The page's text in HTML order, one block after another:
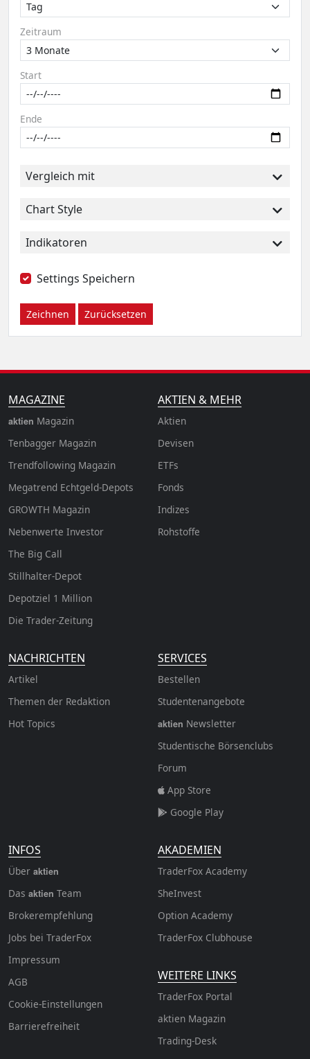
Zeitraum
Start
Ende
Vergleich mit
Chart Style
Indikatoren
Settings Speichern
Zeichnen Zurücksetzen
MAGAZINE
aktien Magazin
Tenbagger Magazin
Trendfollowing Magazin
Megatrend Echtgeld-Depots
GROWTH Magazin
Nebenwerte Investor
The Big Call
Stillhalter-Depot
Depotziel 1 Million
Die Trader-Zeitung
AKTIEN & MEHR
Aktien
Devisen
ETFs
Fonds
Indizes
Rohstoffe
NACHRICHTEN
Artikel
Themen der Redaktion
Hot Topics
SERVICES
Bestellen
Studentenangebote
aktien Newsletter
Studentische Börsenclubs
Forum
App Store
Google Play
INFOS
Über aktien
Das aktien Team
Brokerempfehlung
Jobs bei TraderFox
Impressum
AGB
Cookie-Einstellungen
Barrierefreiheit
AKADEMIEN
TraderFox Academy
SheInvest
Option Academy
TraderFox Clubhouse
WEITERE LINKS
TraderFox Portal
aktien Magazin
Trading-Desk